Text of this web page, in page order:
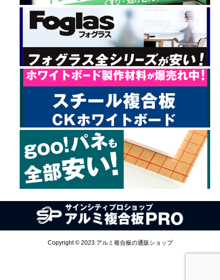
Copyright © 2023 アルミ複合板の通販ショップ